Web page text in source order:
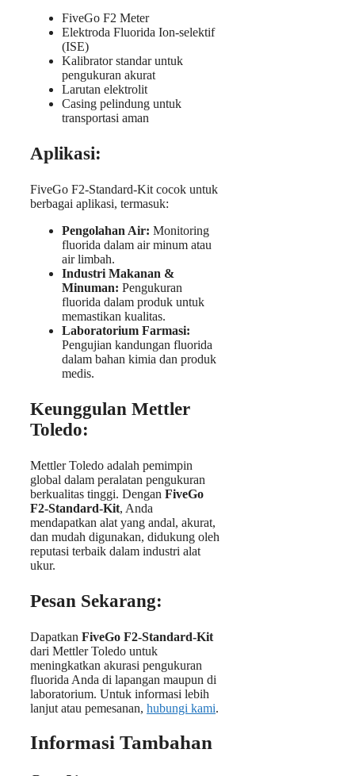
FiveGo F2 Meter
Elektroda Fluorida Ion-selektif
(ISE)
Kalibrator standar untuk
pengukuran akurat
Larutan elektrolit
Casing pelindung untuk
transportasi aman
Aplikasi:
FiveGo F2-Standard-Kit cocok untuk
berbagai aplikasi, termasuk:
Pengolahan Air: Monitoring
fluorida dalam air minum atau
air limbah.
Industri Makanan &
Minuman: Pengukuran
fluorida dalam produk untuk
memastikan kualitas.
Laboratorium Farmasi:
Pengujian kandungan fluorida
dalam bahan kimia dan produk
medis.
Keunggulan Mettler
Toledo:
Mettler Toledo adalah pemimpin
global dalam peralatan pengukuran
berkualitas tinggi. Dengan FiveGo
F2-Standard-Kit, Anda
mendapatkan alat yang andal, akurat,
dan mudah digunakan, didukung oleh
reputasi terbaik dalam industri alat
ukur.
Pesan Sekarang:
Dapatkan FiveGo F2-Standard-Kit
dari Mettler Toledo untuk
meningkatkan akurasi pengukuran
fluorida Anda di lapangan maupun di
laboratorium. Untuk informasi lebih
lanjut atau pemesanan, hubungi kami.
Informasi Tambahan